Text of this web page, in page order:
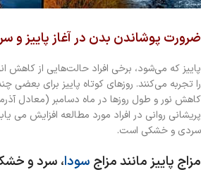
ضرورت پوشاندن بدن در آغاز پاییز و
پاییز که می‌شود، برخی افراد حالت‌هایی از کاهش
را تجربه می‌کنند. روزهای کوتاه پاییز برای بعضی
کاهش نور و طول روزها در ماه دسامبر (معادل
پریشانی روانی در افراد مورد مطالعه افزایش می
سردی و خشکی است.
مزاج پاییز مانند مزاج سودا، سرد و